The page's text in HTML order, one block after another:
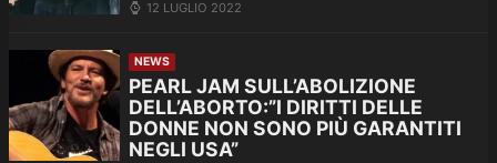
12 LUGLIO 2022
NEWS
PEARL JAM SULL’ABOLIZIONE
DELL’ABORTO:”I DIRITTI DELLE
DONNE NON SONO PIÙ GARANTITI
NEGLI USA”